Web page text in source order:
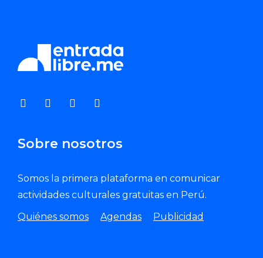
Sobre nosotros
Somos la primera plataforma en comunicar
actividades culturales gratuitas en Perú.
Quiénes somos
Agendas Publicidad